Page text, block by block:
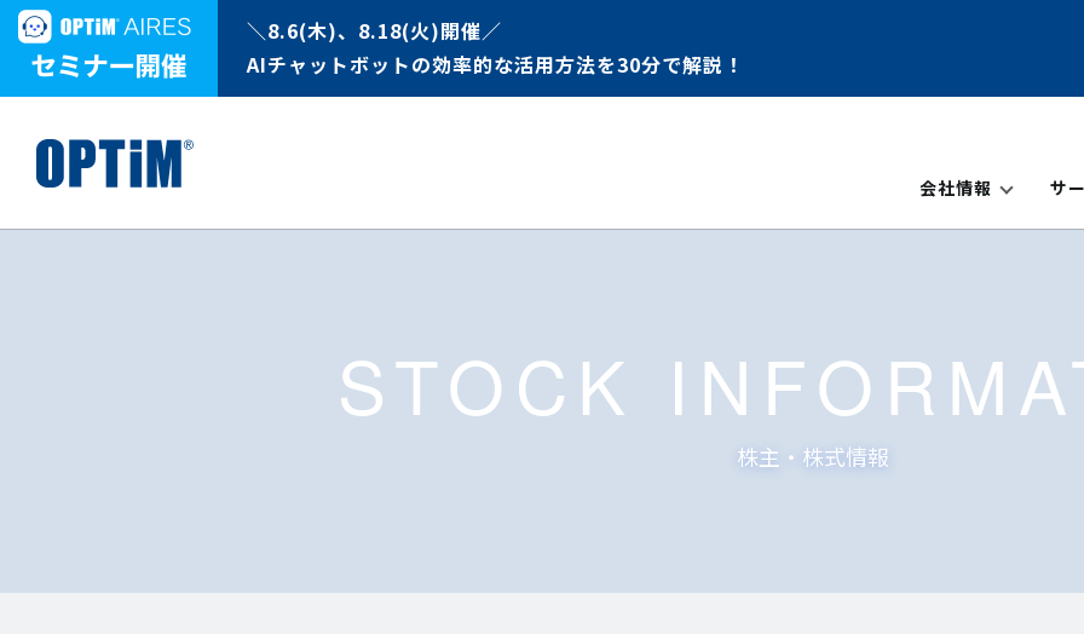
＼8.6(木)、8.18(火)開催／
AIチャットボットの効率的な活用方法を30分で解説！
会社情報 サ
STOCK
株主・株式情報